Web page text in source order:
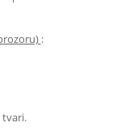
:
tvari.